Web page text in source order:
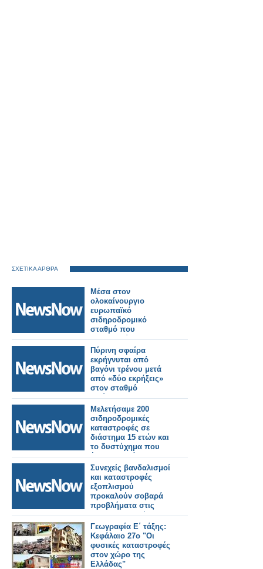
ΣΧΕΤΙΚΑ ΑΡΘΡΑ
Μέσα στον
ολοκαίνουργιο
ευρωπαϊκό
σιδηροδρομικό
σταθμό που
χαρακτηρίστηκε ως
«μυθική κόλαση».
Πύρινη σφαίρα
εκρήγνυται από
βαγόνι τρένου μετά
από «δύο εκρήξεις»
στον σταθμό
Φούλγουελ στο
Λονδίνο
Μελετήσαμε 200
σιδηροδρομικές
καταστροφές σε
διάστημα 15 ετών και
το δυστύχημα που
έφερε επανάσταση
στην παγκόσμια
ασφάλεια
Συνεχείς βανδαλισμοί
και καταστροφές
εξοπλισμού
προκαλούν σοβαρά
προβλήματα στις
σιδηροδρομικές
μετακινήσεις.
Γεωγραφία Ε΄ τάξης:
Κεφάλαιο 27ο "Οι
φυσικές καταστροφές
στον χώρο της
Ελλάδας"